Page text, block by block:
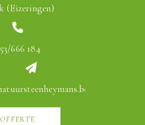
(Eizeringen)
666 184
OFFERTE